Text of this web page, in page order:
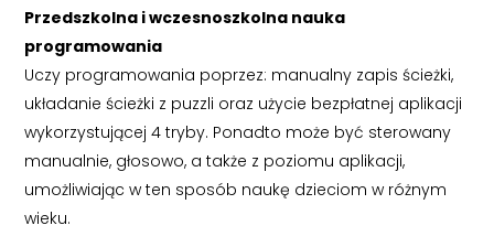
Przedszkolna i wczesnoszkolna nauka
programowania
Uczy programowania poprzez: manualny zapis ścieżki,
układanie ścieżki z puzzli oraz użycie bezpłatnej aplikacji
wykorzystującej 4 tryby. Ponadto może być sterowany
manualnie, głosowo, a także z poziomu aplikacji,
umożliwiając w ten sposób naukę dzieciom w różnym
wieku.